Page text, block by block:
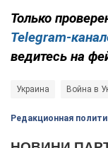
Только
Telegram-
ведитесь на
Украина Война в
Редакционная